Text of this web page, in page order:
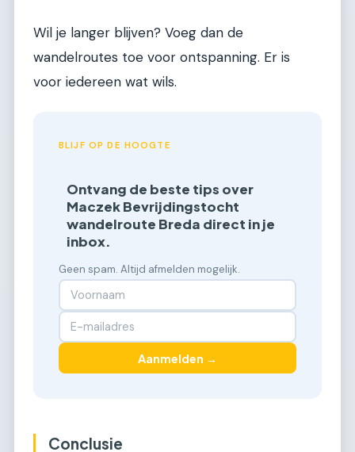
Wil je langer blijven? Voeg dan de
wandelroutes toe voor ontspanning. Er is
voor iedereen wat wils.
BLIJF OP DE HOOGTE
Ontvang de beste tips over
Maczek Bevrijdingstocht
wandelroute Breda direct in je
inbox.
Geen spam. Altijd afmelden mogelijk.
Aanmelden →
Conclusie